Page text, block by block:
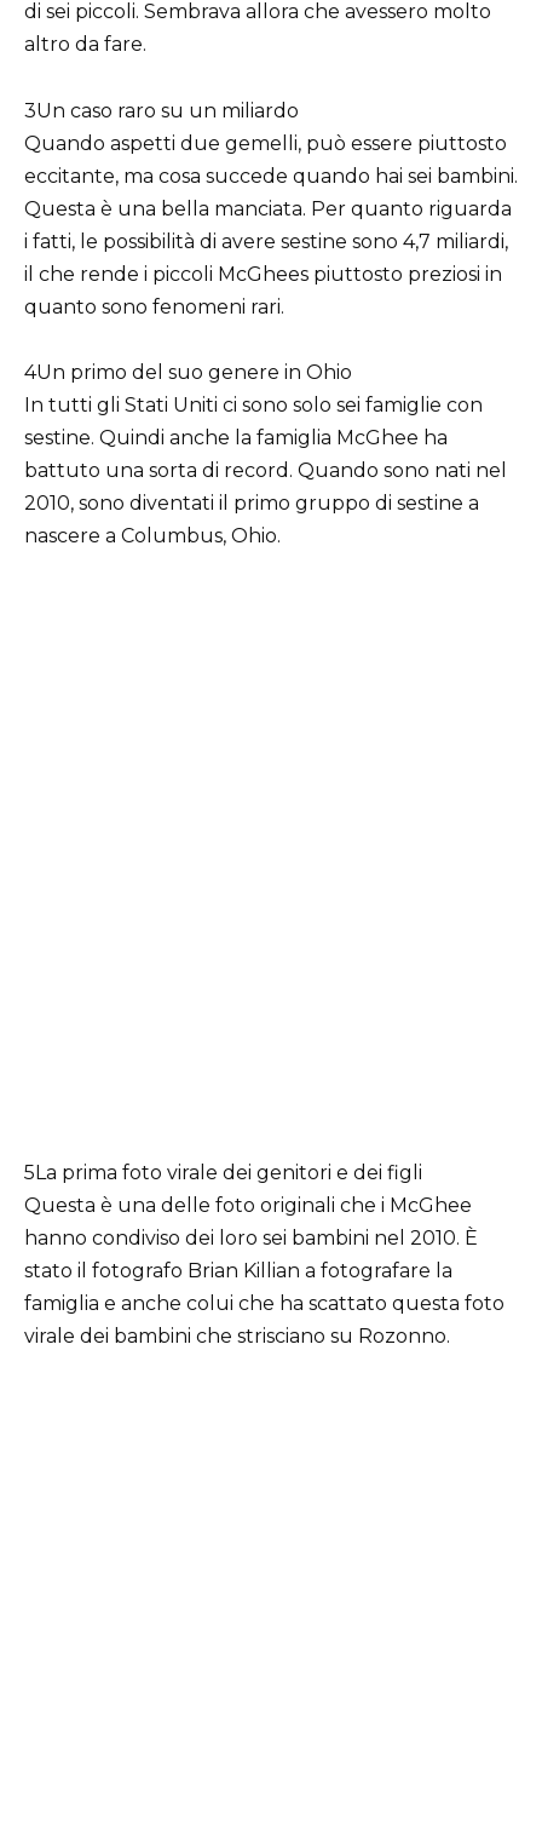
di sei piccoli. Sembrava allora che avessero molto
altro da fare.
3Un caso raro su un miliardo
Quando aspetti due gemelli, può essere piuttosto
eccitante, ma cosa succede quando hai sei bambini.
Questa è una bella manciata. Per quanto riguarda
i fatti, le possibilità di avere sestine sono 4,7 miliardi,
il che rende i piccoli McGhees piuttosto preziosi in
quanto sono fenomeni rari.
4Un primo del suo genere in Ohio
In tutti gli Stati Uniti ci sono solo sei famiglie con
sestine. Quindi anche la famiglia McGhee ha
battuto una sorta di record. Quando sono nati nel
2010, sono diventati il primo gruppo di sestine a
nascere a Columbus, Ohio.
5La prima foto virale dei genitori e dei figli
Questa è una delle foto originali che i McGhee
hanno condiviso dei loro sei bambini nel 2010. È
stato il fotografo Brian Killian a fotografare la
famiglia e anche colui che ha scattato questa foto
virale dei bambini che strisciano su Rozonno.